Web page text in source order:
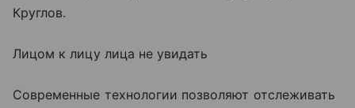
Круглов.
Лицом к лицу лица не увидать
Современные технологии позволяют отслеживать